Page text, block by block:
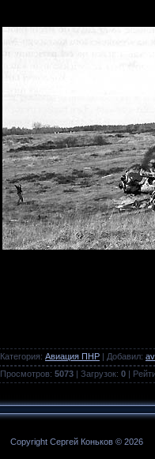
Категория: Авиация ПНР | Добавил:
Просмотров: 5073 | Загрузок: 0 |
Copyright Сергей Коньков © 2026